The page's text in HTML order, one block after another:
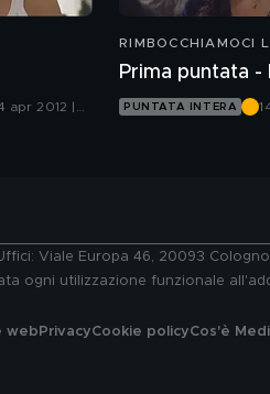
apr 2012 |
RIMBOCCHIAMOCI
Prima puntata -
PUNTATA INTERA
Viale Europa 46, 20093
ogni utilizzazione funzionale
web PrivacyCookie policyCos'è